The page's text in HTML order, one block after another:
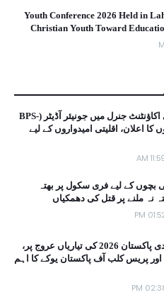
Youth Conference 2026 Held in
Christian Youth Toward
آفس آف دی ملٹری اکاؤنٹنٹ جنرل میں جونیئر آڈیٹر (BPS-
آسامیوں کا اعلان، اقلیتی امیدواروں کے لیے
بچوں کے لیے فری سکول پر بھتہ
نہ ملنے پر قتل کی دھمکیاں
انگلینڈ میں یومِ آزادی پاکستان 2026 کی تیاریاں عروج پر،
پریس کلب آف پاکستان یوکے کا اہم